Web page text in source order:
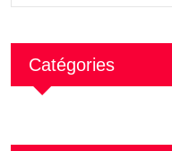
Catégories